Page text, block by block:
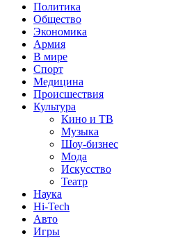
Политика
Общество
Экономика
Армия
В мире
Спорт
Медицина
Происшествия
Культура
Кино и ТВ
Музыка
Шоу-бизнес
Мода
Искусство
Театр
Наука
Hi-Tech
Авто
Игры